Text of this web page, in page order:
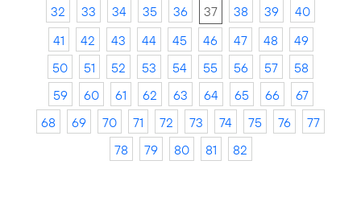
32
33 34 35 36 37 38 39
40
41
42 43 44 45 46 47 48
49
50
51 52 53 54 55 56 57
58
59
60 61 62 63 64 65 66
67
68
69 70 71 72 73 74 75 76
77
78
79 80 81 82